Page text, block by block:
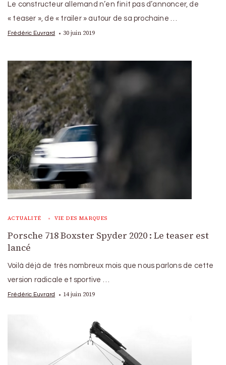
Le constructeur allemand n’en finit pas d’annoncer, de
« teaser », de « trailer » autour de sa prochaine …
Frédéric Euvrard 30 juin 2019
ACTUALITÉ VIE DES MARQUES
Porsche 718 Boxster Spyder 2020 : Le teaser est
lancé
Voilà déjà de très nombreux mois que nous parlons de cette
version radicale et sportive …
Frédéric Euvrard 14 juin 2019